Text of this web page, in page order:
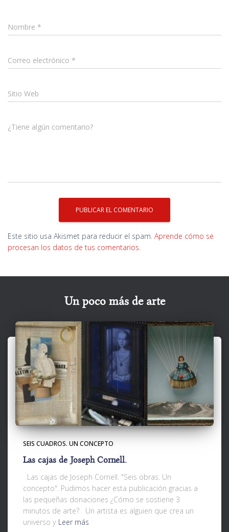
Nombre *
Correo electrónico *
Sitio Web
¿Tiene algún comentario?
Este sitio usa Akismet para reducir el spam. Aprende cómo se
procesan los datos de tus comentarios.
Un poco más de arte
SEIS CUADROS. UN CONCEPTO
Las cajas de Joseph Cornell.
Las cajas de Joseph Cornell. "Seis obras. Un
concepto". Pudimos hacer esta publicación gracias a
las pequeñas donaciones ¿Cómo se sostiene 3
minutos de arte? Un artista es alguien que crea un
universo y Leer más